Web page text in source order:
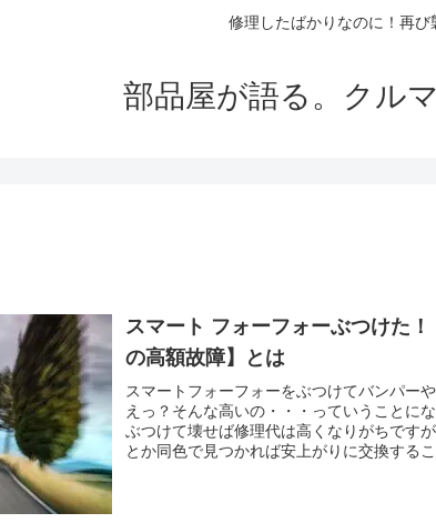
修理したばかりなのに！再
部品屋が語る。クル
スマート フォーフォーぶつけた
の高額故障】とは
スマートフォーフォーをぶつけてバンパー
えっ？そんな高いの・・・っていうことに
ぶつけて壊せば修理代は高くなりがちです
とか同色で見つかれば安上がりに交換する